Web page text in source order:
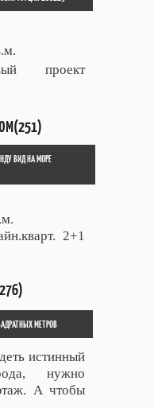
проект
ВИД НА МОРЕ
2+1
МЕТРОВ
истинный
нужно
А чтобы